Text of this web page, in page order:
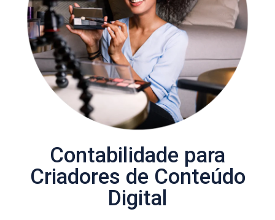
Contabilidade para
Criadores de Conteúdo
Digital